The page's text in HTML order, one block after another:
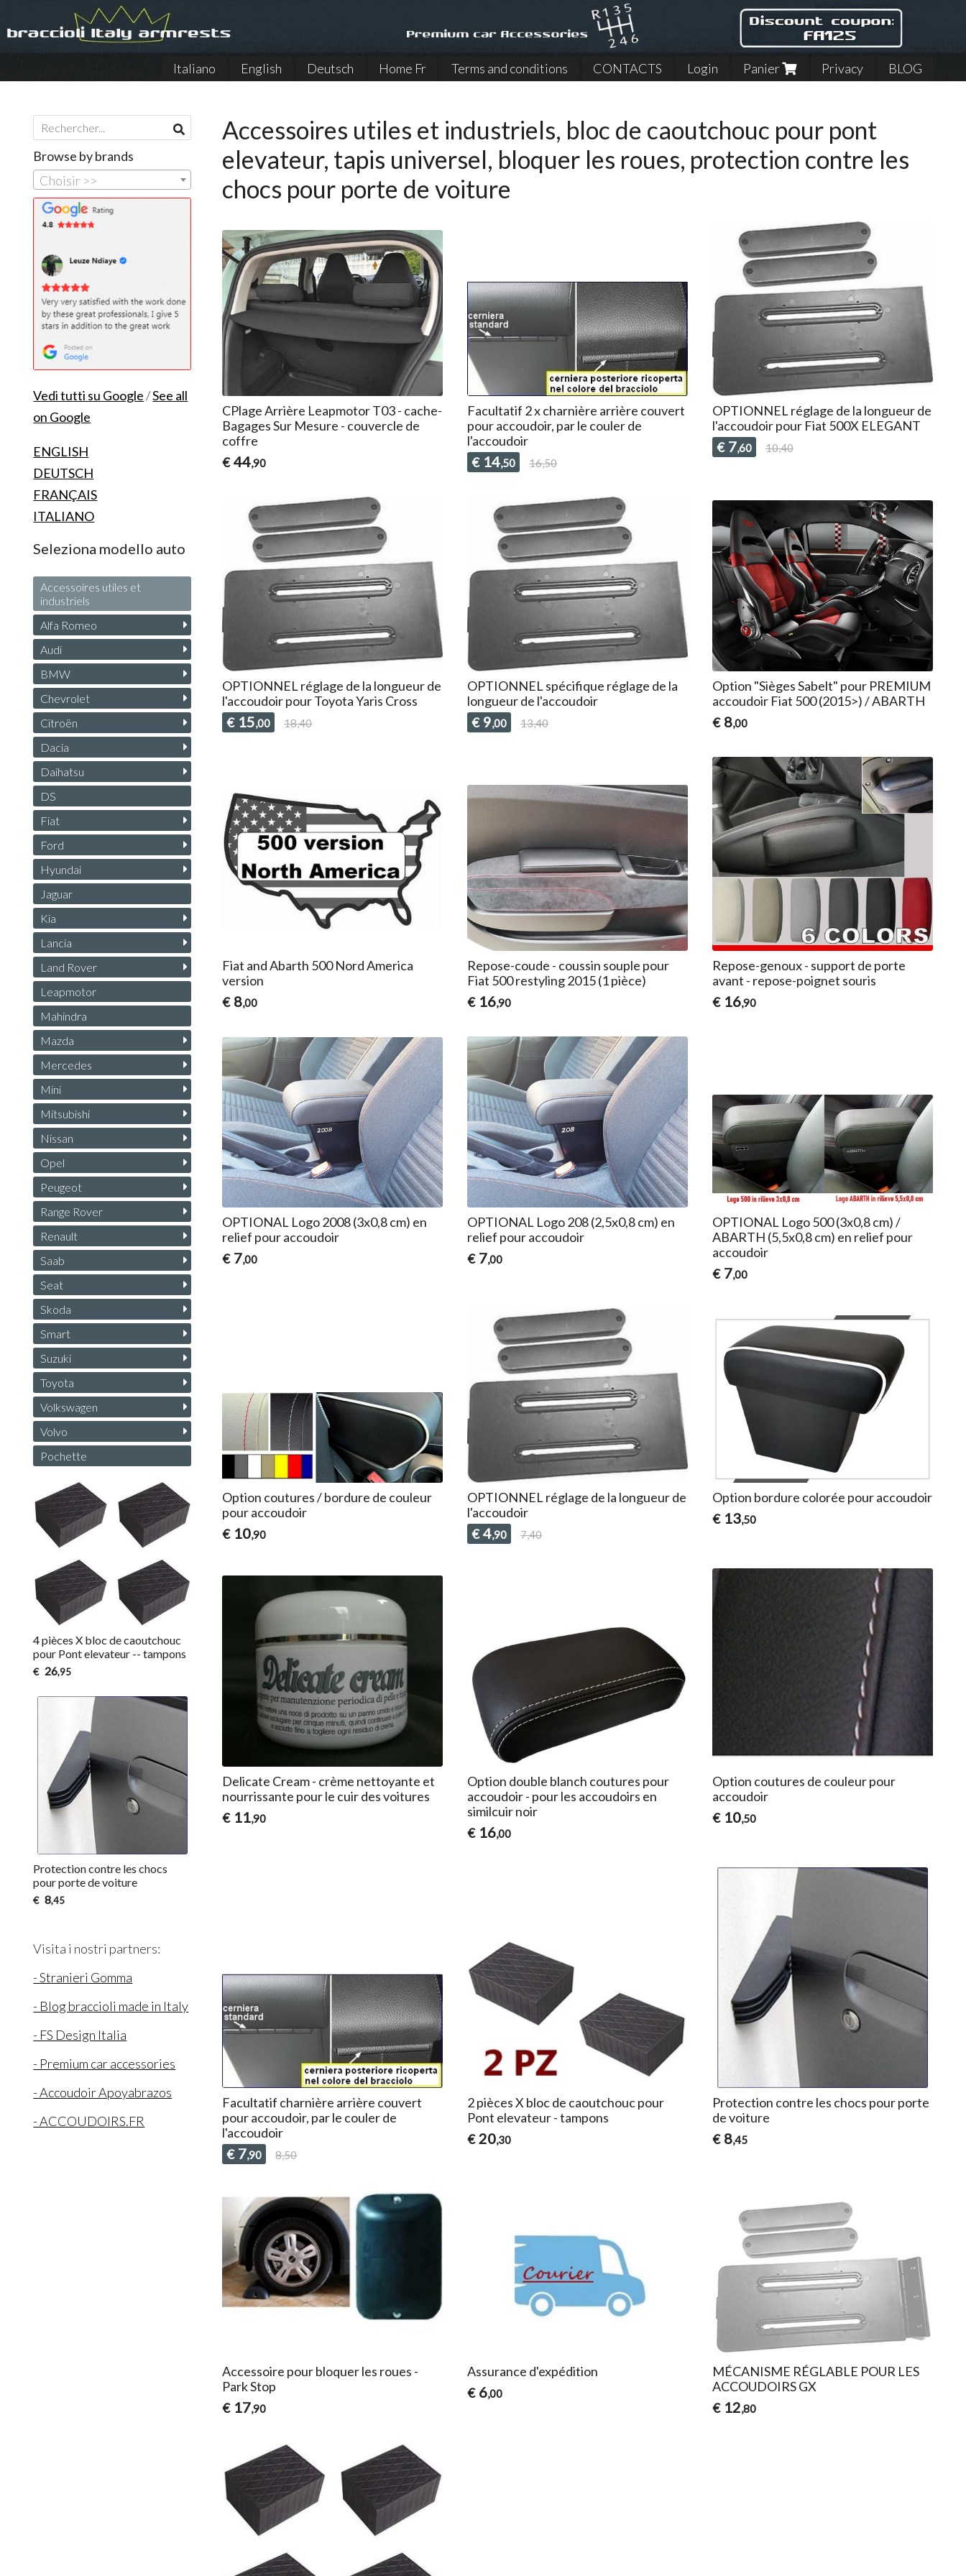
Italiano English Deutsch Home Fr Terms and conditions CONTACTS Login Panier Privacy BLOG
Accessoires utiles et industriels, bloc de caoutchouc pour pont
elevateur, tapis universel, bloquer les roues, protection contre les
chocs pour porte de voiture
CPlage Arrière Leapmotor T03 - cache-
Bagages Sur Mesure - couvercle de
coffre
€ 44,90
Facultatif 2 x charnière arrière couvert
pour accoudoir, par le couler de
l'accoudoir
€ 14,50 16,50
OPTIONNEL réglage de la longueur de
l'accoudoir pour Fiat 500X ELEGANT
€ 7,60 10,40
OPTIONNEL réglage de la longueur de
l'accoudoir pour Toyota Yaris Cross
€ 15,00 18,40
OPTIONNEL spécifique réglage de la
longueur de l'accoudoir
€ 9,00 13,40
Option "Sièges Sabelt" pour PREMIUM
accoudoir Fiat 500 (2015>) / ABARTH
€ 8,00
Fiat and Abarth 500 Nord America
version
€ 8,00
Repose-coude - coussin souple pour
Fiat 500 restyling 2015 (1 pièce)
€ 16,90
Repose-genoux - support de porte
avant - repose-poignet souris
€ 16,90
OPTIONAL Logo 2008 (3x0,8 cm) en
relief pour accoudoir
€ 7,00
OPTIONAL Logo 208 (2,5x0,8 cm) en
relief pour accoudoir
€ 7,00
OPTIONAL Logo 500 (3x0,8 cm) /
ABARTH (5,5x0,8 cm) en relief pour
accoudoir
€ 7,00
Option coutures / bordure de couleur
pour accoudoir
€ 10,90
OPTIONNEL réglage de la longueur de
l'accoudoir
€ 4,90 7,40
Option bordure colorée pour accoudoir
€ 13,50
Delicate Cream - crème nettoyante et
nourrissante pour le cuir des voitures
€ 11,90
Option double blanch coutures pour
accoudoir - pour les accoudoirs en
similcuir noir
€ 16,00
Option coutures de couleur pour
accoudoir
€ 10,50
Facultatif charnière arrière couvert
pour accoudoir, par le couler de
l'accoudoir
€ 7,90 8,50
2 pièces X bloc de caoutchouc pour
Pont elevateur - tampons
€ 20,30
Protection contre les chocs pour porte
de voiture
€ 8,45
Accessoire pour bloquer les roues -
Park Stop
€ 17,90
Assurance d'expédition
€ 6,00
MÉCANISME RÉGLABLE POUR LES
ACCOUDOIRS GX
€ 12,80
Browse by brands
Choisir >>
Vedi tutti su Google/See all
on Google
ENGLISH
DEUTSCH
FRANÇAIS
ITALIANO
Seleziona modello auto
Accessoires utiles et
industriels
Alfa Romeo
Audi
BMW
Chevrolet
Citroën
Dacia
Daihatsu
DS
Fiat
Ford
Hyundai
Jaguar
Kia
Lancia
Land Rover
Leapmotor
Mahindra
Mazda
Mercedes
Mini
Mitsubishi
Nissan
Opel
Peugeot
Range Rover
Renault
Saab
Seat
Skoda
Smart
Suzuki
Toyota
Volkswagen
Volvo
Pochette
4 pièces X bloc de caoutchouc
pour Pont elevateur -- tampons
€ 26,95
Protection contre les chocs
pour porte de voiture
€ 8,45
Visita i nostri partners:
- Stranieri Gomma
- Blog braccioli made in Italy
- FS Design Italia
- Premium car accessories
- Accoudoir Apoyabrazos
- ACCOUDOIRS.FR